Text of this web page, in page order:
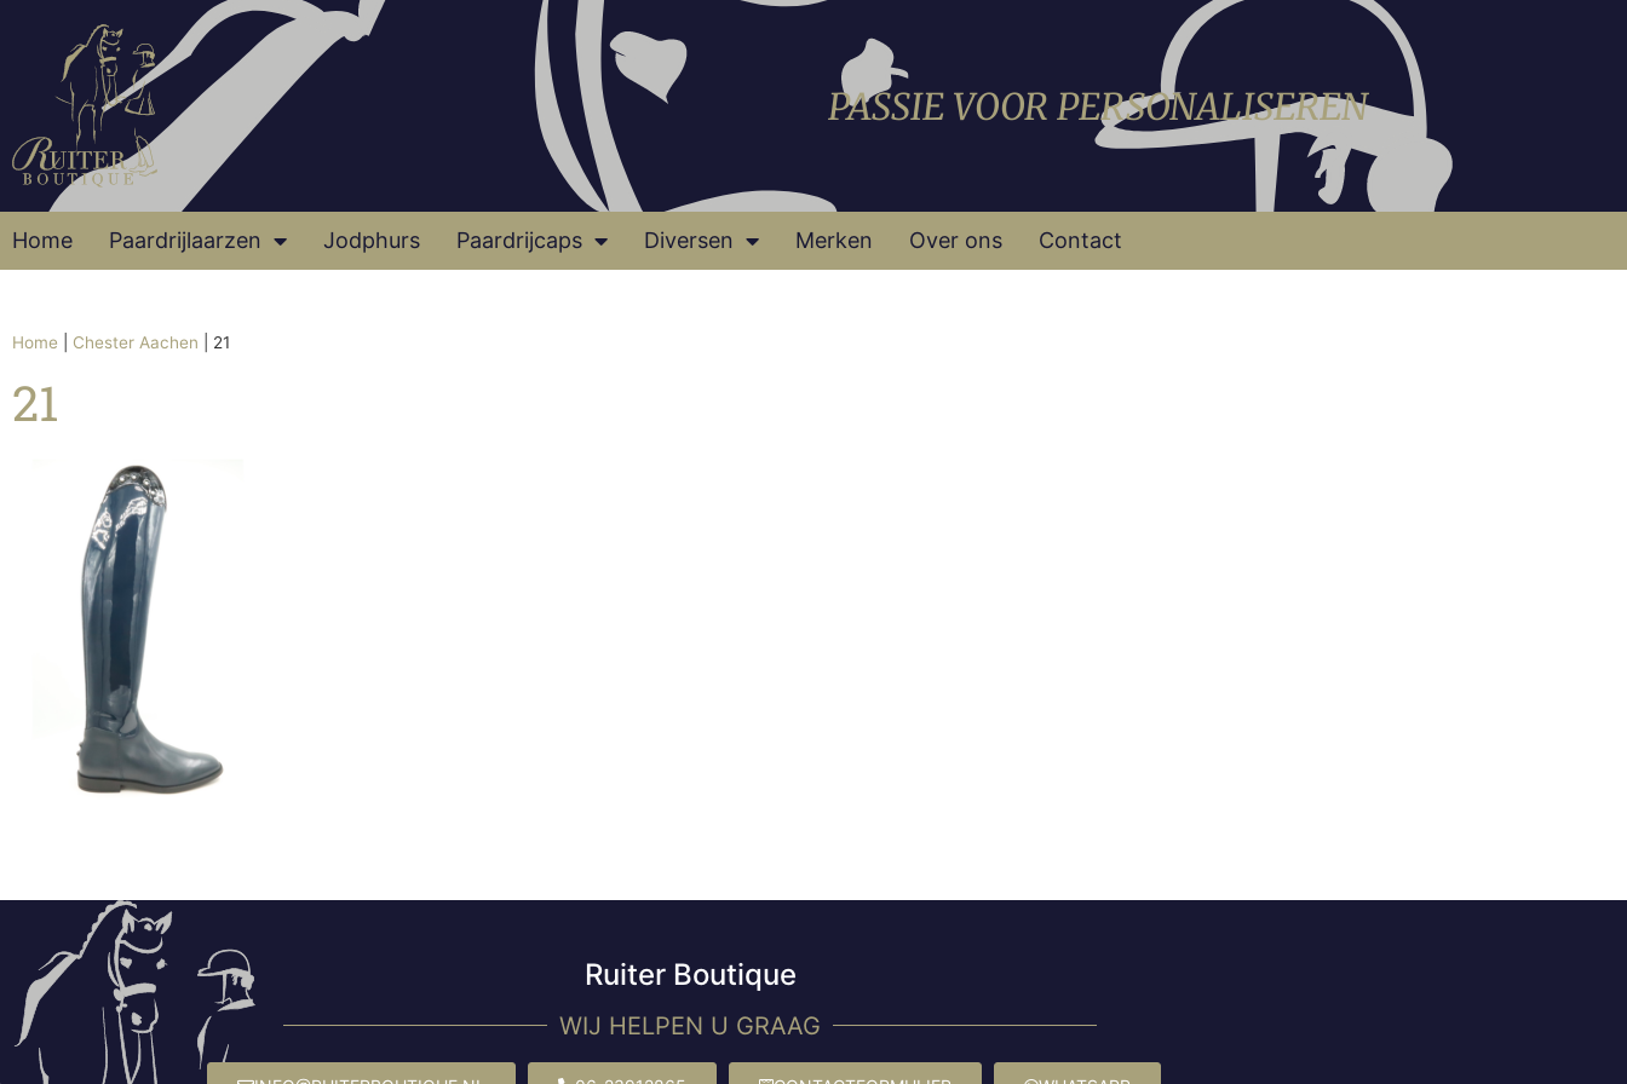
PASSIE VOOR PERSONALISEREN
Home Paardrijlaarzen Jodphurs Paardrijcaps Diversen Merken Over ons Contact
Home Chester Aachen 21
21
Ruiter Boutique
WIJ HELPEN U GRAAG